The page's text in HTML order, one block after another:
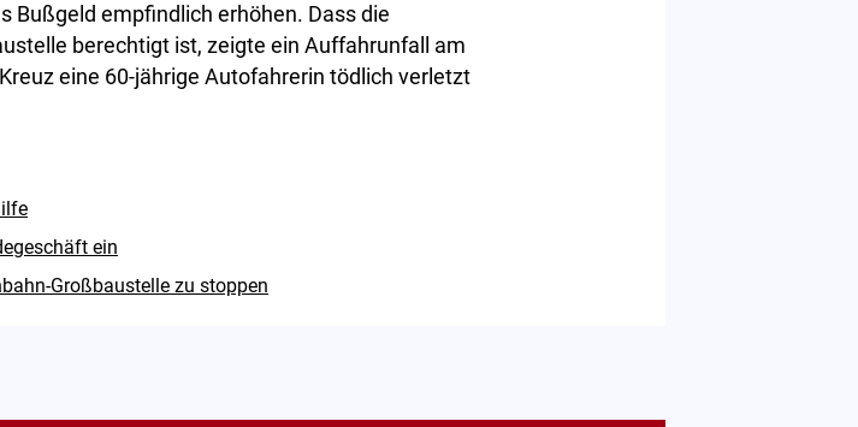
Bußgeld empfindlich erhöhen. Dass die
berechtigt ist, zeigte ein Auffahrunfall am
eine 60-jährige Autofahrerin tödlich verletzt
ein
Großbaustelle zu stoppen